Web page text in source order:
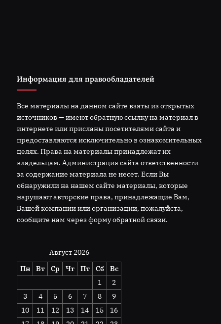
Информация для правообладателей
Все материалы на данном сайте взяты из открытых
источников — имеют обратную ссылку на материал в
интернете или присланы посетителями сайта и
предоставляются исключительно в ознакомительных
целях. Права на материалы принадлежат их
владельцам. Администрация сайта ответственности
за содержание материала не несет. Если Вы
обнаружили на нашем сайте материалы, которые
нарушают авторские права, принадлежащие Вам,
Вашей компании или организации, пожалуйста,
сообщите нам через форму обратной связи.
Август 2026
Пн
Вт Ср Чт Пт Сб
Вс
1
2
3
4 5 6 7 8
9
10
11 12 13 14 15
16